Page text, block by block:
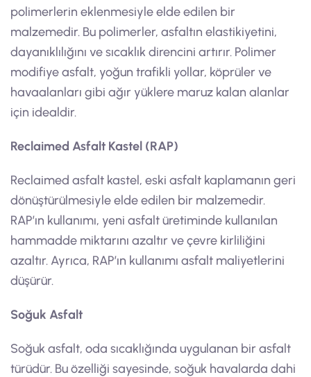
polimerlerin eklenmesiyle elde edilen bir
malzemedir. Bu polimerler, asfaltın elastikiyetini,
dayanıklılığını ve sıcaklık direncini artırır. Polimer
modifiye asfalt, yoğun trafikli yollar, köprüler ve
havaalanları gibi ağır yüklere maruz kalan alanlar
için idealdir.
Reclaimed Asfalt Kastel (RAP)
Reclaimed asfalt kastel, eski asfalt kaplamanın geri
dönüştürülmesiyle elde edilen bir malzemedir.
RAP’ın kullanımı, yeni asfalt üretiminde kullanılan
hammadde miktarını azaltır ve çevre kirliliğini
azaltır. Ayrıca, RAP’ın kullanımı asfalt maliyetlerini
düşürür.
Soğuk Asfalt
Soğuk asfalt, oda sıcaklığında uygulanan bir asfalt
türüdür. Bu özelliği sayesinde, soğuk havalarda dahi